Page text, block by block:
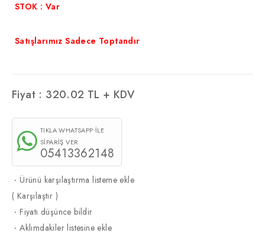
STOK : Var
Satışlarımız Sadece Toptandır
Fiyat : 320.02 TL + KDV
TIKLA WHATSAPP İLE
SİPARİŞ VER
05413362148
·Ürünü karşılaştırma listeme ekle
( Karşılaştır )
·Fiyatı düşünce bildir
·Aklımdakiler listesine ekle